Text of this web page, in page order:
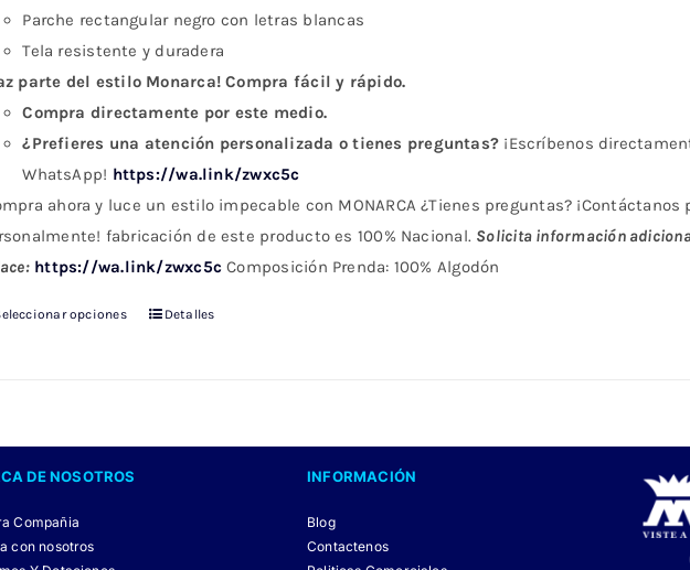
Parche rectangular negro con letras blancas
Tela resistente y duradera
parte del estilo Monarca! Compra fácil y rápido.
Compra directamente por este medio.
¿Prefieres una atención personalizada o tienes preguntas? ¡Escríbenos
WhatsApp! https://wa.link/zwxc5c
ahora y luce un estilo impecable con MONARCA ¿Tienes preguntas?
fabricación de este producto es 100% Nacional. Solicita información
https://wa.link/zwxc5c Composición Prenda: 100% Algodón
opciones
Este
variantes.
Detalles
DE NOSOTROS
Compañia
con nosotros
INFORMACIÓN
Blog
Contactenos